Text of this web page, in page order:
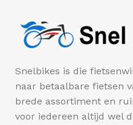
Snelbikes is die
naar betaalbare fietsen
brede assortiment en
voor iedereen altijd wel